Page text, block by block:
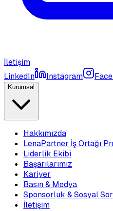
İletişim
LinkedIn
Instagram
Kurumsal
Hakkımızda
LenaPartner İş Ortağı
Liderlik Ekibi
Başarılarımız
Kariyer
Basın & Medya
Sponsorluk & Sosyal
İletişim